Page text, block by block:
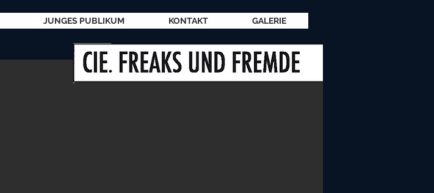
JUNGES PUBLIKUM KONTAKT GALERIE